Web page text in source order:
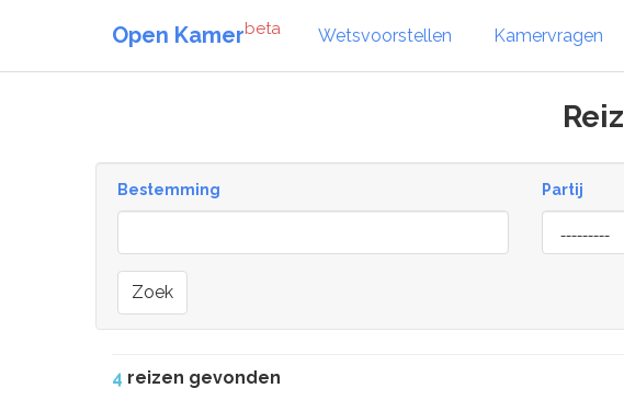
Open Kamerbeta Wetsvoorstellen Kamervragen
Bestemming Partij
Zoek
4 reizen gevonden